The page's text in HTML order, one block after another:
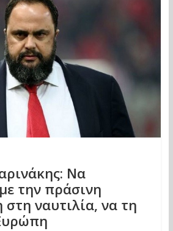
Να
την πράσινη
ναυτιλία, να τη